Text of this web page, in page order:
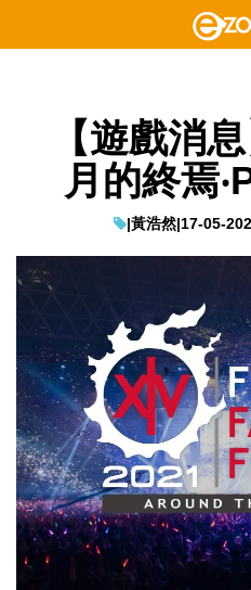
【遊戲消
月的終焉
|黃浩然|17-05-